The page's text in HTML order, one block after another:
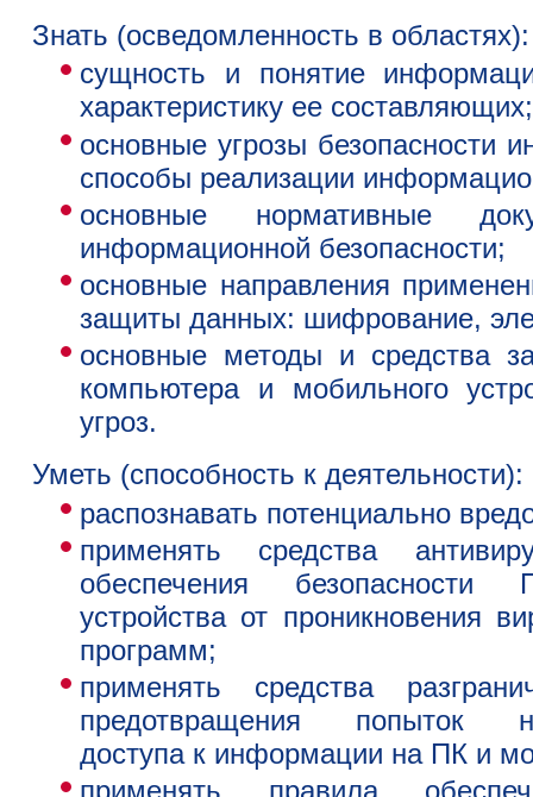
Знать (осведомленность в областях):
сущность и понятие
характеристику ее составляющих;
основные угрозы безопасности
способы реализации
основные нормативные
информационной безопасности;
основные направления
защиты данных: шифрование,
основные методы и средства
компьютера и мобильного
угроз.
Уметь (способность к деятельности):
распознавать потенциально
применять средства
обеспечения
устройства от проникновения
программ;
применять средства
предотвращения попыток
доступа к информации на ПК и